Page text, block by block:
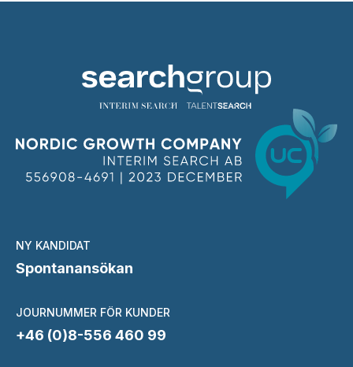
NY KANDIDAT
Spontanansökan
JOURNUMMER FÖR KUNDER
+46 (0)8-556 460 99